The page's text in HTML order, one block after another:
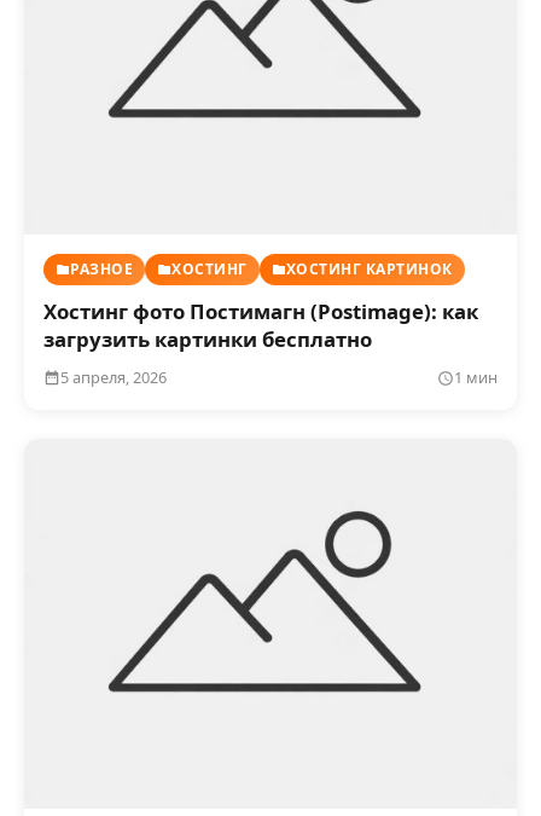
РАЗНОЕ ХОСТИНГ ХОСТИНГ КАРТИНОК
Хостинг фото Постимагн (Postimage): как
загрузить картинки бесплатно
5 апреля, 2026 1 мин